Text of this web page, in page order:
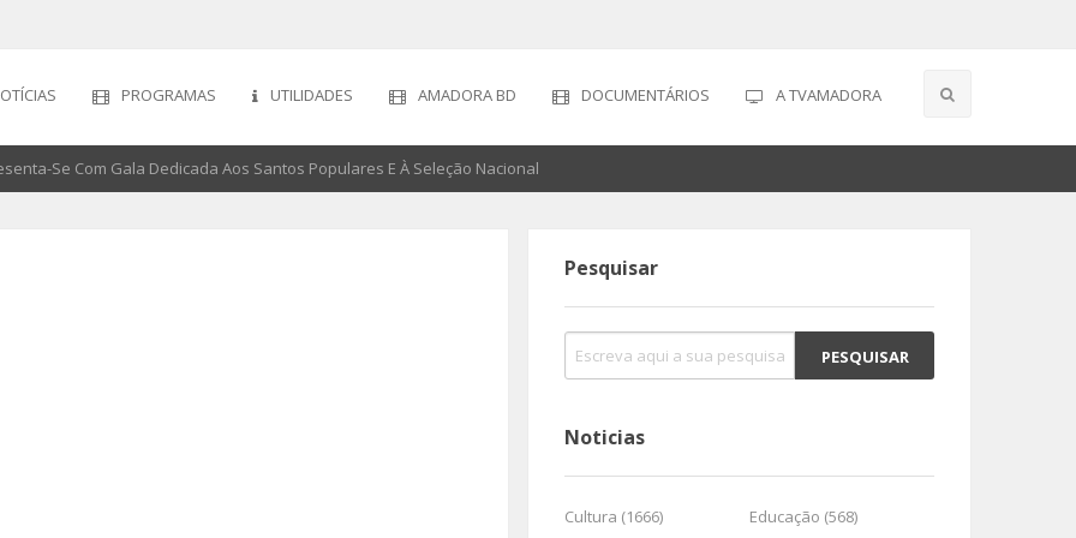
PROGRAMAS UTILIDADES AMADORA BD DOCUMENTÁRIOS A TVAMADORA
Se Com Gala Dedicada Aos Santos Populares E À Seleção Nacional
Pesquisar
Noticias
Cultura (1666)
Educação (568)